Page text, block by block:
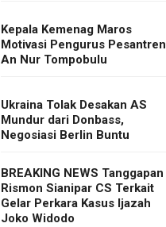
Kepala Kemenag Maros
Motivasi Pengurus Pesantren
An Nur Tompobulu
Ukraina Tolak Desakan AS
Mundur dari Donbass,
Negosiasi Berlin Buntu
BREAKING NEWS Tanggapan
Rismon Sianipar CS Terkait
Gelar Perkara Kasus Ijazah
Joko Widodo